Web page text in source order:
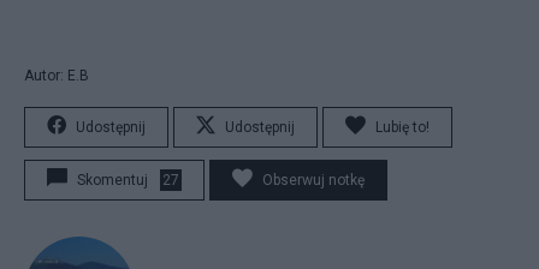
Autor: E.B
Udostępnij Udostępnij Lubię to!
Skomentuj 27 Obserwuj notkę